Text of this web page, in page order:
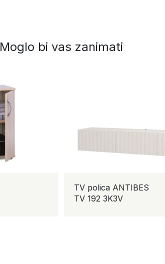
Moglo bi vas zanimati
TV polica ANTIBES
TV 192 3K3V